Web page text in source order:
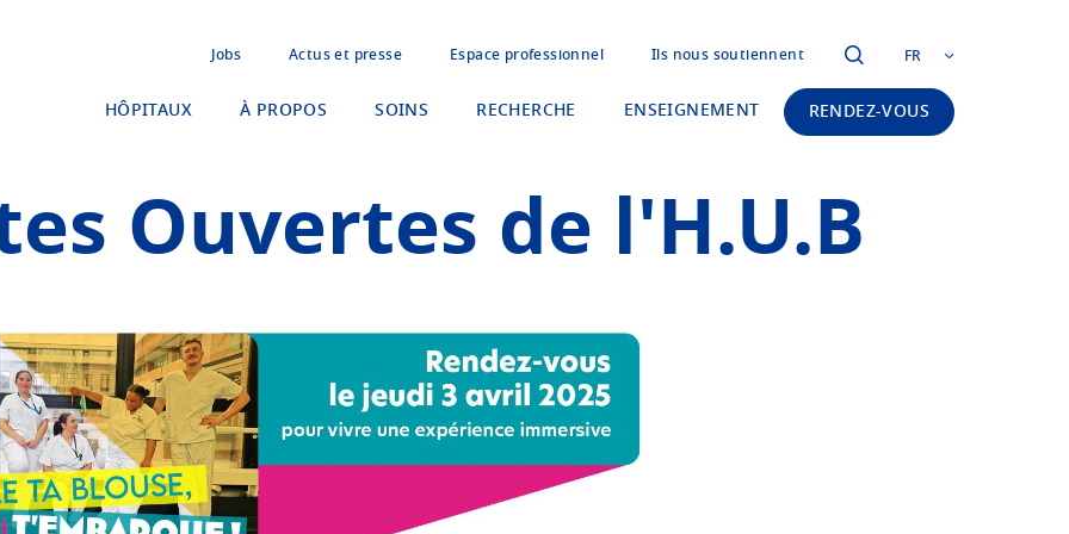
Jobs Actus et presse Espace professionnel Ils nous soutiennent FR
HÔPITAUX À PROPOS SOINS RECHERCHE ENSEIGNEMENT RENDEZ-VOUS
Ouvertes de l'H.U.B